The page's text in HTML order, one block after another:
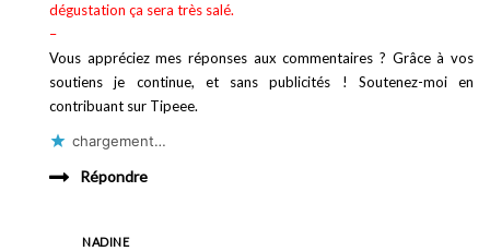
dégustation ça sera très salé.
–
Vous appréciez mes réponses aux commentaires ? Grâce à vos
soutiens je continue, et sans publicités ! Soutenez-moi en
contribuant sur Tipeee.
chargement…
Répondre
NADINE